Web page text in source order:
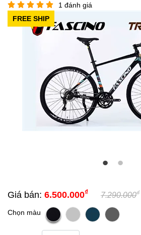
1 đánh giá
FREE SHIP
Giá bán: 6.500.000₫ 7.290.000₫
Chọn màu